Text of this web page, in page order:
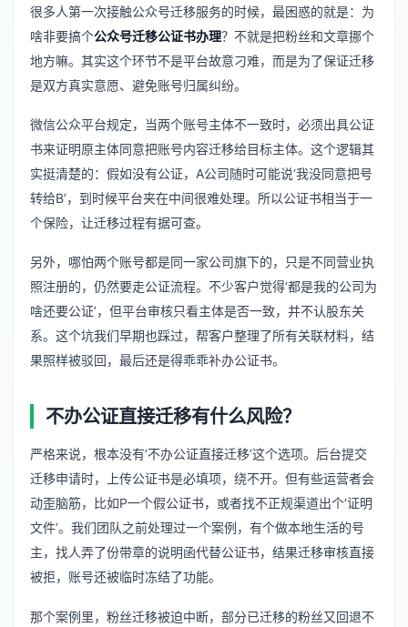
很多人第一次接触公众号迁移服务的时候，最困惑的就是：为
啥非要搞个公众号迁移公证书办理？不就是把粉丝和文章挪个
地方嘛。其实这个环节不是平台故意刁难，而是为了保证迁移
是双方真实意愿、避免账号归属纠纷。
微信公众平台规定，当两个账号主体不一致时，必须出具公证
书来证明原主体同意把账号内容迁移给目标主体。这个逻辑其
实挺清楚的：假如没有公证，A公司随时可能说‘我没同意把号
转给B’，到时候平台夹在中间很难处理。所以公证书相当于一
个保险，让迁移过程有据可查。
另外，哪怕两个账号都是同一家公司旗下的，只是不同营业执
照注册的，仍然要走公证流程。不少客户觉得‘都是我的公司为
啥还要公证’，但平台审核只看主体是否一致，并不认股东关
系。这个坑我们早期也踩过，帮客户整理了所有关联材料，结
果照样被驳回，最后还是得乖乖补办公证书。
不办公证直接迁移有什么风险？
严格来说，根本没有‘不办公证直接迁移’这个选项。后台提交
迁移申请时，上传公证书是必填项，绕不开。但有些运营者会
动歪脑筋，比如P一个假公证书，或者找不正规渠道出个‘证明
文件’。我们团队之前处理过一个案例，有个做本地生活的号
主，找人弄了份带章的说明函代替公证书，结果迁移审核直接
被拒，账号还被临时冻结了功能。
那个案例里，粉丝迁移被迫中断，部分已迁移的粉丝又回退不